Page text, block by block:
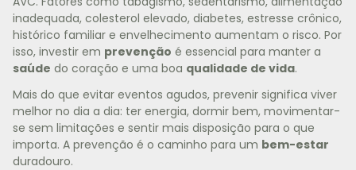
inadequada, colesterol elevado, diabetes, estresse crônico,
histórico familiar e envelhecimento aumentam o risco. Por
isso, investir em prevenção é essencial para manter a
saúde do coração e uma boa qualidade de vida.
Mais do que evitar eventos agudos, prevenir significa viver
melhor no dia a dia: ter energia, dormir bem, movimentar-
se sem limitações e sentir mais disposição para o que
importa. A prevenção é o caminho para um bem-estar
duradouro.